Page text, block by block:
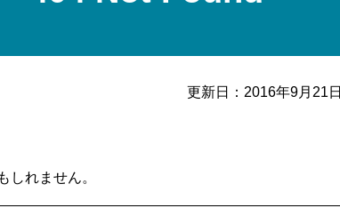
更新日： 2016年9月21日
れません。